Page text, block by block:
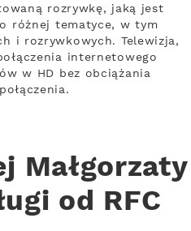
rozrywkę, jaką jest
różnej tematyce, w tym
i rozrywkowych. Telewizja,
internetowego
w HD bez obciążania
Małgorzaty
od RFC